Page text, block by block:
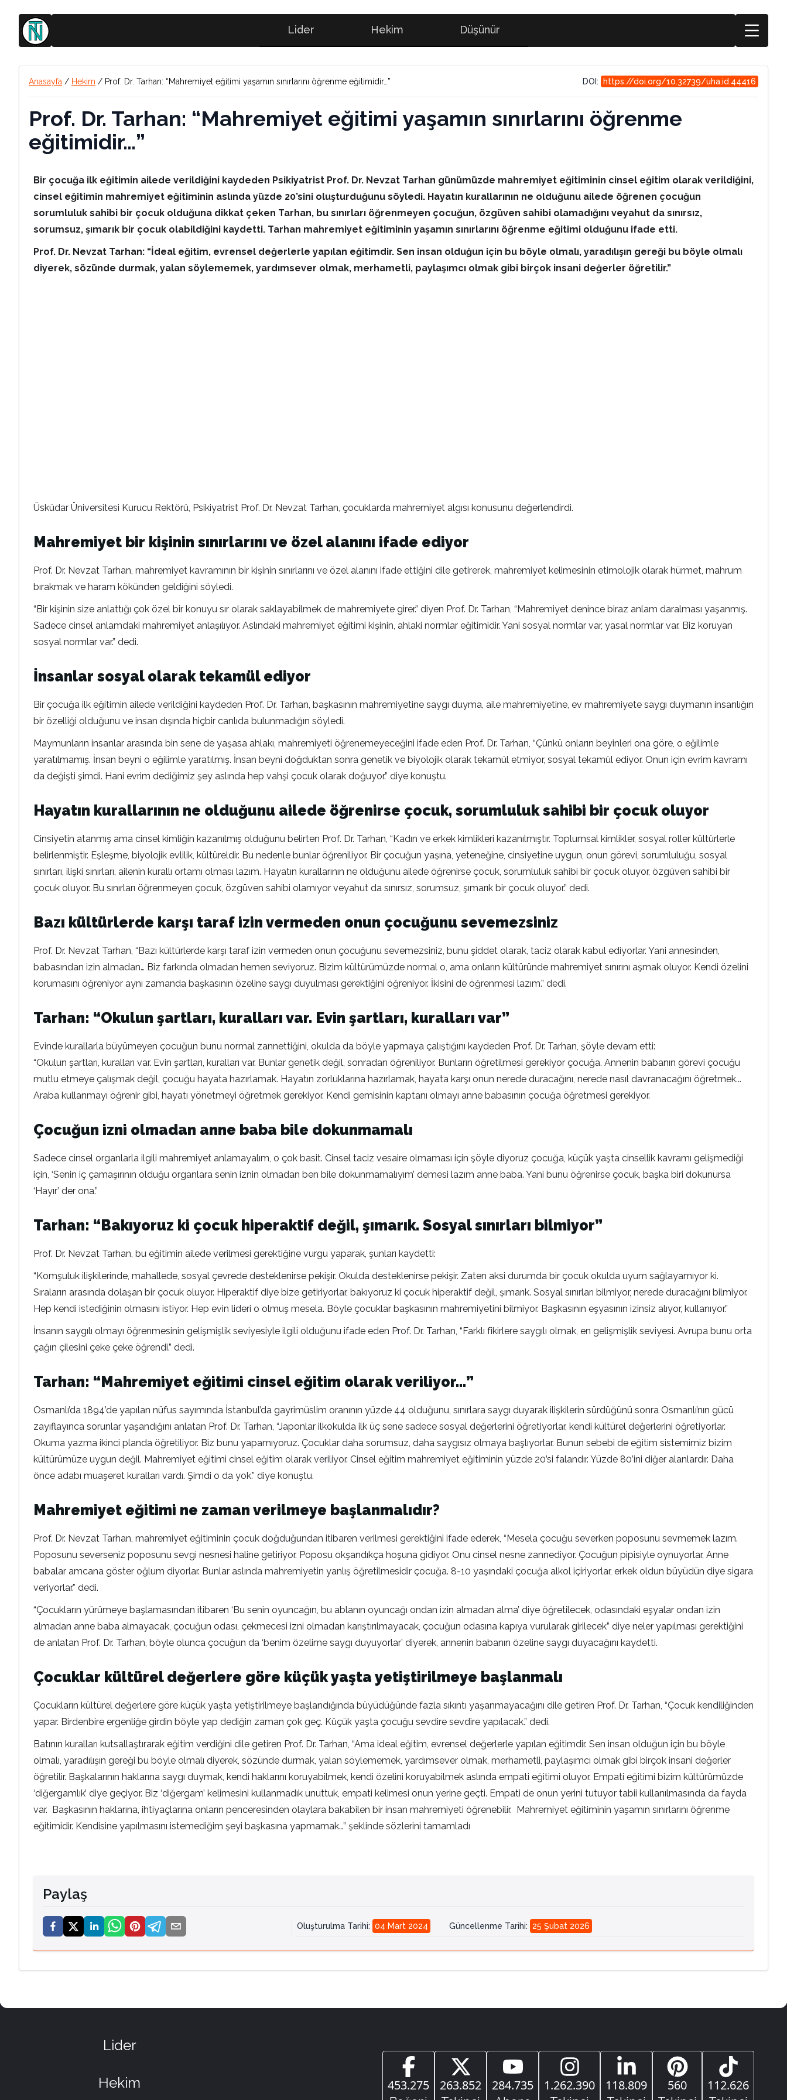
Lider Hekim Düşünür
Anasayfa / Hekim / Prof. Dr. Tarhan: “Mahremiyet eğitimi yaşamın sınırlarını öğrenme eğitimidir…” DOI: https://doi.org/10.32739/uha.id.44416
Prof. Dr. Tarhan: “Mahremiyet eğitimi yaşamın sınırlarını öğrenme
eğitimidir…”
Bir çocuğa ilk eğitimin ailede verildiğini kaydeden Psikiyatrist Prof. Dr. Nevzat Tarhan günümüzde mahremiyet eğitiminin cinsel eğitim olarak verildiğini,
cinsel eğitimin mahremiyet eğitiminin aslında yüzde 20’sini oluşturduğunu söyledi. Hayatın kurallarının ne olduğunu ailede öğrenen çocuğun
sorumluluk sahibi bir çocuk olduğuna dikkat çeken Tarhan, bu sınırları öğrenmeyen çocuğun, özgüven sahibi olamadığını veyahut da sınırsız,
sorumsuz, şımarık bir çocuk olabildiğini kaydetti. Tarhan mahremiyet eğitiminin yaşamın sınırlarını öğrenme eğitimi olduğunu ifade etti.
Prof. Dr. Nevzat Tarhan: “İdeal eğitim, evrensel değerlerle yapılan eğitimdir. Sen insan olduğun için bu böyle olmalı, yaradılışın gereği bu böyle olmalı
diyerek, sözünde durmak, yalan söylememek, yardımsever olmak, merhametli, paylaşımcı olmak gibi birçok insani değerler öğretilir.”
Üsküdar Üniversitesi Kurucu Rektörü, Psikiyatrist Prof. Dr. Nevzat Tarhan, çocuklarda mahremiyet algısı konusunu değerlendirdi.
Mahremiyet bir kişinin sınırlarını ve özel alanını ifade ediyor
Prof. Dr. Nevzat Tarhan, mahremiyet kavramının bir kişinin sınırlarını ve özel alanını ifade ettiğini dile getirerek, mahremiyet kelimesinin etimolojik olarak hürmet, mahrum
bırakmak ve haram kökünden geldiğini söyledi.
“Bir kişinin size anlattığı çok özel bir konuyu sır olarak saklayabilmek de mahremiyete girer.” diyen Prof. Dr. Tarhan, “Mahremiyet denince biraz anlam daralması yaşanmış.
Sadece cinsel anlamdaki mahremiyet anlaşılıyor. Aslındaki mahremiyet eğitimi kişinin, ahlaki normlar eğitimidir. Yani sosyal normlar var, yasal normlar var. Biz koruyan
sosyal normlar var.” dedi.
İnsanlar sosyal olarak tekamül ediyor
Bir çocuğa ilk eğitimin ailede verildiğini kaydeden Prof. Dr. Tarhan, başkasının mahremiyetine saygı duyma, aile mahremiyetine, ev mahremiyete saygı duymanın insanlığın
bir özelliği olduğunu ve insan dışında hiçbir canlıda bulunmadığın söyledi.
Maymunların insanlar arasında bin sene de yaşasa ahlakı, mahremiyeti öğrenemeyeceğini ifade eden Prof. Dr. Tarhan, “Çünkü onların beyinleri ona göre, o eğilimle
yaratılmamış. İnsan beyni o eğilimle yaratılmış. İnsan beyni doğduktan sonra genetik ve biyolojik olarak tekamül etmiyor, sosyal tekamül ediyor. Onun için evrim kavramı
da değişti şimdi. Hani evrim dediğimiz şey aslında hep vahşi çocuk olarak doğuyor.” diye konuştu.
Hayatın kurallarının ne olduğunu ailede öğrenirse çocuk, sorumluluk sahibi bir çocuk oluyor
Cinsiyetin atanmış ama cinsel kimliğin kazanılmış olduğunu belirten Prof. Dr. Tarhan, “Kadın ve erkek kimlikleri kazanılmıştır. Toplumsal kimlikler, sosyal roller kültürlerle
belirlenmiştir. Eşleşme, biyolojik evlilik, kültüreldir. Bu nedenle bunlar öğreniliyor. Bir çocuğun yaşına, yeteneğine, cinsiyetine uygun, onun görevi, sorumluluğu, sosyal
sınırları, ilişki sınırları, ailenin kurallı ortamı olması lazım. Hayatın kurallarının ne olduğunu ailede öğrenirse çocuk, sorumluluk sahibi bir çocuk oluyor, özgüven sahibi bir
çocuk oluyor. Bu sınırları öğrenmeyen çocuk, özgüven sahibi olamıyor veyahut da sınırsız, sorumsuz, şımarık bir çocuk oluyor.” dedi.
Bazı kültürlerde karşı taraf izin vermeden onun çocuğunu sevemezsiniz
Prof. Dr. Nevzat Tarhan, “Bazı kültürlerde karşı taraf izin vermeden onun çocuğunu sevemezsiniz, bunu şiddet olarak, taciz olarak kabul ediyorlar. Yani annesinden,
babasından izin almadan… Biz farkında olmadan hemen seviyoruz. Bizim kültürümüzde normal o, ama onların kültüründe mahremiyet sınırını aşmak oluyor. Kendi özelini
korumasını öğreniyor aynı zamanda başkasının özeline saygı duyulması gerektiğini öğreniyor. İkisini de öğrenmesi lazım.” dedi.
Tarhan: “Okulun şartları, kuralları var. Evin şartları, kuralları var”
Evinde kurallarla büyümeyen çocuğun bunu normal zannettiğini, okulda da böyle yapmaya çalıştığını kaydeden Prof. Dr. Tarhan, şöyle devam etti:
“Okulun şartları, kuralları var. Evin şartları, kuralları var. Bunlar genetik değil, sonradan öğreniliyor. Bunların öğretilmesi gerekiyor çocuğa. Annenin babanın görevi çocuğu
mutlu etmeye çalışmak değil, çocuğu hayata hazırlamak. Hayatın zorluklarına hazırlamak, hayata karşı onun nerede duracağını, nerede nasıl davranacağını öğretmek...
Araba kullanmayı öğrenir gibi, hayatı yönetmeyi öğretmek gerekiyor. Kendi gemisinin kaptanı olmayı anne babasının çocuğa öğretmesi gerekiyor.
Çocuğun izni olmadan anne baba bile dokunmamalı
Sadece cinsel organlarla ilgili mahremiyet anlamayalım, o çok basit. Cinsel taciz vesaire olmaması için şöyle diyoruz çocuğa, küçük yaşta cinsellik kavramı gelişmediği
için, ‘Senin iç çamaşırının olduğu organlara senin iznin olmadan ben bile dokunmamalıyım’ demesi lazım anne baba. Yani bunu öğrenirse çocuk, başka biri dokunursa
‘Hayır’ der ona.”
Tarhan: “Bakıyoruz ki çocuk hiperaktif değil, şımarık. Sosyal sınırları bilmiyor”
Prof. Dr. Nevzat Tarhan, bu eğitimin ailede verilmesi gerektiğine vurgu yaparak, şunları kaydetti:
“Komşuluk ilişkilerinde, mahallede, sosyal çevrede desteklenirse pekişir. Okulda desteklenirse pekişir. Zaten aksi durumda bir çocuk okulda uyum sağlayamıyor ki.
Sıraların arasında dolaşan bir çocuk oluyor. Hiperaktif diye bize getiriyorlar, bakıyoruz ki çocuk hiperaktif değil, şımarık. Sosyal sınırları bilmiyor, nerede duracağını bilmiyor.
Hep kendi istediğinin olmasını istiyor. Hep evin lideri o olmuş mesela. Böyle çocuklar başkasının mahremiyetini bilmiyor. Başkasının eşyasının izinsiz alıyor, kullanıyor.”
İnsanın saygılı olmayı öğrenmesinin gelişmişlik seviyesiyle ilgili olduğunu ifade eden Prof. Dr. Tarhan, “Farklı fikirlere saygılı olmak, en gelişmişlik seviyesi. Avrupa bunu orta
çağın çilesini çeke çeke öğrendi.” dedi.
Tarhan: “Mahremiyet eğitimi cinsel eğitim olarak veriliyor…”
Osmanlı’da 1894’de yapılan nüfus sayımında İstanbul’da gayrimüslim oranının yüzde 44 olduğunu, sınırlara saygı duyarak ilişkilerin sürdüğünü sonra Osmanlı’nın gücü
zayıflayınca sorunlar yaşandığını anlatan Prof. Dr. Tarhan, “Japonlar ilkokulda ilk üç sene sadece sosyal değerlerini öğretiyorlar, kendi kültürel değerlerini öğretiyorlar.
Okuma yazma ikinci planda öğretiliyor. Biz bunu yapamıyoruz. Çocuklar daha sorumsuz, daha saygısız olmaya başlıyorlar. Bunun sebebi de eğitim sistemimiz bizim
kültürümüze uygun değil. Mahremiyet eğitimi cinsel eğitim olarak veriliyor. Cinsel eğitim mahremiyet eğitiminin yüzde 20’si falandır. Yüzde 80’ini diğer alanlardır. Daha
önce adabı muaşeret kuralları vardı. Şimdi o da yok.” diye konuştu.
Mahremiyet eğitimi ne zaman verilmeye başlanmalıdır?
Prof. Dr. Nevzat Tarhan, mahremiyet eğitiminin çocuk doğduğundan itibaren verilmesi gerektiğini ifade ederek, “Mesela çocuğu severken poposunu sevmemek lazım.
Poposunu severseniz poposunu sevgi nesnesi haline getiriyor. Poposu okşandıkça hoşuna gidiyor. Onu cinsel nesne zannediyor. Çocuğun pipisiyle oynuyorlar. Anne
babalar amcana göster oğlum diyorlar. Bunlar aslında mahremiyetin yanlış öğretilmesidir çocuğa. 8-10 yaşındaki çocuğa alkol içiriyorlar, erkek oldun büyüdün diye sigara
veriyorlar.” dedi.
“Çocukların yürümeye başlamasından itibaren ‘Bu senin oyuncağın, bu ablanın oyuncağı ondan izin almadan alma’ diye öğretilecek, odasındaki eşyalar ondan izin
almadan anne baba almayacak, çocuğun odası, çekmecesi izni olmadan karıştırılmayacak, çocuğun odasına kapıya vurularak girilecek” diye neler yapılması gerektiğini
de anlatan Prof. Dr. Tarhan, böyle olunca çocuğun da ‘benim özelime saygı duyuyorlar’ diyerek, annenin babanın özeline saygı duyacağını kaydetti.
Çocuklar kültürel değerlere göre küçük yaşta yetiştirilmeye başlanmalı
Çocukların kültürel değerlere göre küçük yaşta yetiştirilmeye başlandığında büyüdüğünde fazla sıkıntı yaşanmayacağını dile getiren Prof. Dr. Tarhan, “Çocuk kendiliğinden
yapar. Birdenbire ergenliğe girdin böyle yap dediğin zaman çok geç. Küçük yaşta çocuğu sevdire sevdire yapılacak.” dedi.
Batının kuralları kutsallaştırarak eğitim verdiğini dile getiren Prof. Dr. Tarhan, “Ama ideal eğitim, evrensel değerlerle yapılan eğitimdir. Sen insan olduğun için bu böyle
olmalı, yaradılışın gereği bu böyle olmalı diyerek, sözünde durmak, yalan söylememek, yardımsever olmak, merhametli, paylaşımcı olmak gibi birçok insani değerler
öğretilir. Başkalarının haklarına saygı duymak, kendi haklarını koruyabilmek, kendi özelini koruyabilmek aslında empati eğitimi oluyor. Empati eğitimi bizim kültürümüzde
‘diğergamlık’ diye geçiyor. Biz ‘diğergam’ kelimesini kullanmadık unuttuk, empati kelimesi onun yerine geçti. Empati de onun yerini tutuyor tabii kullanılmasında da fayda
var. Başkasının haklarına, ihtiyaçlarına onların penceresinden olaylara bakabilen bir insan mahremiyeti öğrenebilir. Mahremiyet eğitiminin yaşamın sınırlarını öğrenme
eğitimidir. Kendisine yapılmasını istemediğim şeyi başkasına yapmamak…” şeklinde sözlerini tamamladı
Paylaş
Oluşturulma Tarihi: 04 Mart 2024 Güncellenme Tarihi: 25 Şubat 2026
Lider
Hekim 453.275 263.852 284.735 1.262.390 118.809 560 112.626